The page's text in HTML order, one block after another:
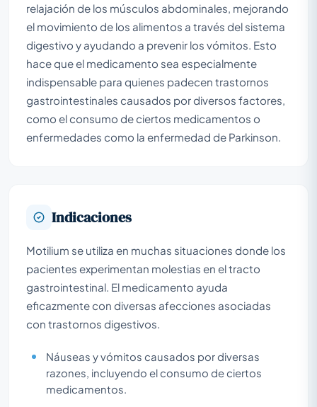
relajación de los músculos abdominales, mejorando
el movimiento de los alimentos a través del sistema
digestivo y ayudando a prevenir los vómitos. Esto
hace que el medicamento sea especialmente
indispensable para quienes padecen trastornos
gastrointestinales causados por diversos factores,
como el consumo de ciertos medicamentos o
enfermedades como la enfermedad de Parkinson.
Indicaciones
Motilium se utiliza en muchas situaciones donde los
pacientes experimentan molestias en el tracto
gastrointestinal. El medicamento ayuda
eficazmente con diversas afecciones asociadas
con trastornos digestivos.
Náuseas y vómitos causados por diversas
razones, incluyendo el consumo de ciertos
medicamentos.